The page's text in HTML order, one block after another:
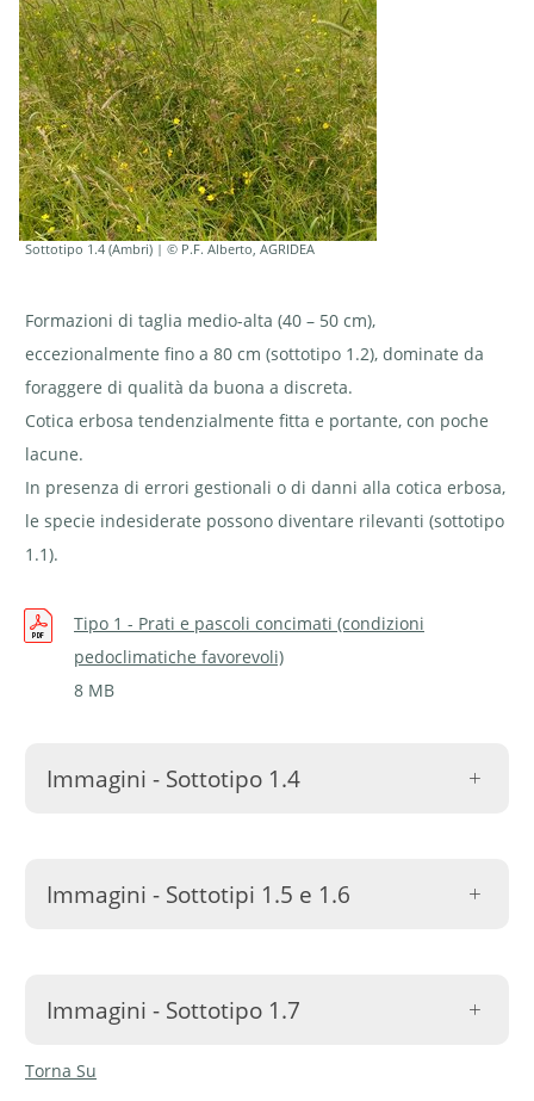
Sottotipo 1.4 (Ambri) | © P.F. Alberto, AGRIDEA
Formazioni di taglia medio-alta (40 – 50 cm),
eccezionalmente fino a 80 cm (sottotipo 1.2), dominate da
foraggere di qualità da buona a discreta.
Cotica erbosa tendenzialmente fitta e portante, con poche
lacune.
In presenza di errori gestionali o di danni alla cotica erbosa,
le specie indesiderate possono diventare rilevanti (sottotipo
1.1).
Tipo 1 - Prati e pascoli concimati (condizioni
pedoclimatiche favorevoli)
8 MB
Immagini - Sottotipo 1.4
Immagini - Sottotipi 1.5 e 1.6
Immagini - Sottotipo 1.7
Torna Su